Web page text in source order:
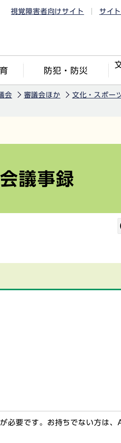
視覚障害者向けサイト サイ
防犯・防災
会 審議会ほか 文化・スポー
議事録
要です。お持ちでない方は、